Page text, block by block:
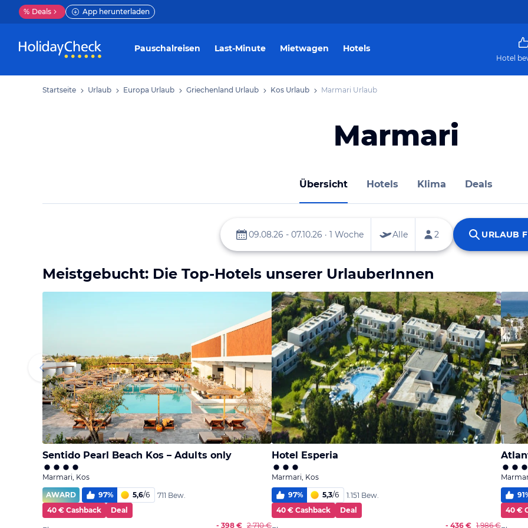
% Deals App herunterladen
Pauschalreisen Last-Minute Mietwagen Hotels
Hotel
Startseite Urlaub Europa Urlaub Griechenland Urlaub Kos Urlaub Marmari Urlaub
Marmari
Übersicht Hotels Klima Deals
Meistgebucht: Die Top-Hotels unserer UrlauberInnen
Sentido Pearl Beach Kos – Adults only
Marmari, Kos
AWARD
97% 5,6/6
711 Bew.
40 € Cashback
Deal
- 398 € 2.710 €
Hotel Esperia
Marmari, Kos
97% 5,3/6
1.151 Bew.
40 € Cashback
Deal
- 436 € 1.986 €
91
40 €